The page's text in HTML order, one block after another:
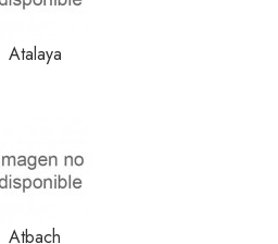
Atalaya
Atbach